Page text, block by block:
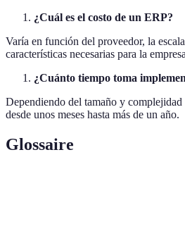
¿Cuál es el costo de un ERP?
Varía en función del proveedor, la
características necesarias para la
¿Cuánto tiempo toma
Dependiendo del tamaño y complejidad
desde unos meses hasta más de un año.
Glossaire